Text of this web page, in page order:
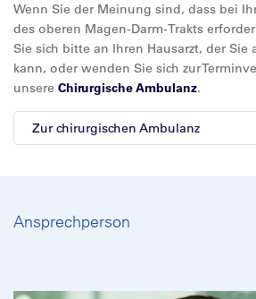
Wenn Sie der Meinung sind, dass bei
des oberen Magen-Darm-Trakts
Sie sich bitte an Ihren Hausarzt, der Sie
kann, oder wenden Sie sich zur
unsere Chirurgische Ambulanz.
Zur chirurgischen Ambulanz
Ansprechperson